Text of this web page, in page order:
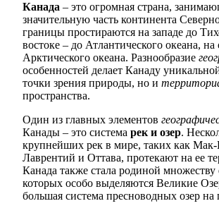
Канада – это огромная страна,
значительную часть континента
границы простираются на западе до
востоке – до Атлантического океана, на
Арктического океана. Разнообразие
особенностей делает Канаду
точки зрения природы, но и
пространства.
Один из главных элементов
Канады – это система рек и озер.
крупнейших рек в мире, таких как
Лаврентий и Оттава, протекают на ее
Канада также стала родиной множеству
которых особо выделяются Великие
большая система пресноводных озер на